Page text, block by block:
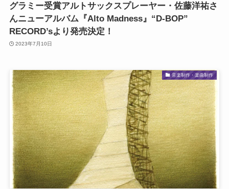
グラミー受賞アルトサックスプレーヤー・佐藤洋祐さ
んニューアルバム『Alto Madness』“D-BOP”
RECORD’sより発売決定！
2023年7月10日
音楽制作・楽曲制作